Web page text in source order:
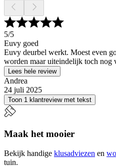
5/5
Euvy goed
Euvy deurbel werkt. Moest even
worden maar uiteindelijk toch nog
Lees hele review
Andrea
24 juli 2025
Toon 1 klantreview met tekst
Maak het mooier
Bekijk handige klusadviezen en
tuin.